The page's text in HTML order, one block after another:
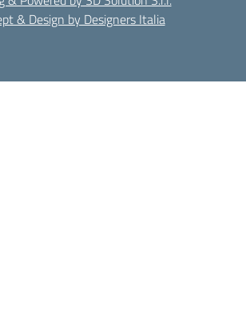
& Design by Designers Italia